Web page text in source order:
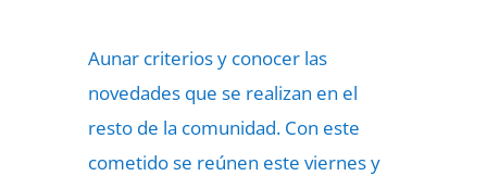
Aunar criterios y conocer las
novedades que se realizan en el
resto de la comunidad. Con este
cometido se reúnen este viernes y